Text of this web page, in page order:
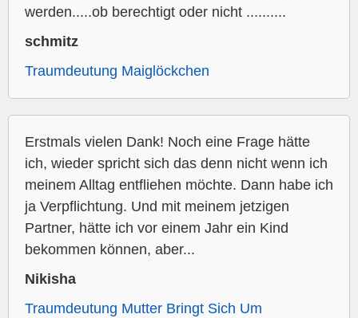
werden.....ob berechtigt oder nicht ..........
schmitz
Traumdeutung Maiglöckchen
Erstmals vielen Dank! Noch eine Frage hätte
ich, wieder spricht sich das denn nicht wenn ich
meinem Alltag entfliehen möchte. Dann habe ich
ja Verpflichtung. Und mit meinem jetzigen
Partner, hätte ich vor einem Jahr ein Kind
bekommen können, aber...
Nikisha
Traumdeutung Mutter Bringt Sich Um